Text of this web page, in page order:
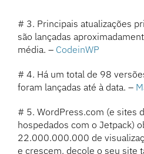
# 3. Principais atualizações
são lançadas
média. – CodeinWP
# 4. Há um total de 98
foram lançadas até à data. –
# 5. WordPress.com (e sites
hospedados com o Jetpack)
22.000.000.000 de
e crescem. decole o seu site